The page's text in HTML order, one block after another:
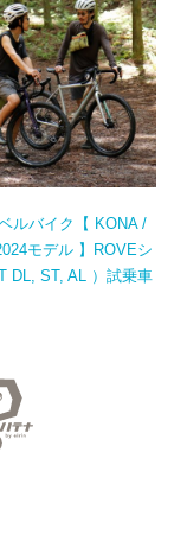
ルバイク【 KONA /
モデル 】ROVEシ
DL, ST, AL ）試乗車